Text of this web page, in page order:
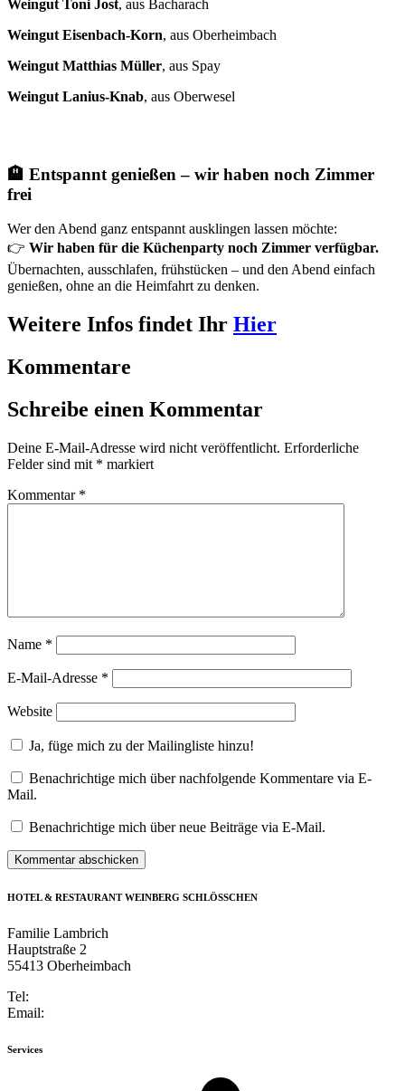
Weingut Toni Jost, aus Bacharach
Weingut Eisenbach-Korn, aus Oberheimbach
Weingut Matthias Müller, aus Spay
Weingut Lanius-Knab, aus Oberwesel
🏨 Entspannt genießen – wir haben noch Zimmer
frei
Wer den Abend ganz entspannt ausklingen lassen möchte:
👉 Wir haben für die Küchenparty noch Zimmer verfügbar.
Übernachten, ausschlafen, frühstücken – und den Abend einfach
genießen, ohne an die Heimfahrt zu denken.
Weitere Infos findet Ihr Hier
Kommentare
Schreibe einen Kommentar
Deine E-Mail-Adresse wird nicht veröffentlicht. Erforderliche
Felder sind mit * markiert
Kommentar *
Name *
E-Mail-Adresse *
Website
Ja, füge mich zu der Mailingliste hinzu!
Benachrichtige mich über nachfolgende Kommentare via E-
Mail.
Benachrichtige mich über neue Beiträge via E-Mail.
HOTEL & RESTAURANT WEINBERG SCHLÖSSCHEN
Familie Lambrich
Hauptstraße 2
55413 Oberheimbach
Tel:
Email:
Services